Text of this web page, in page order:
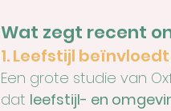
Wat zegt recent
1. Leefstijl
Een grote studie van
dat leefstijl- en